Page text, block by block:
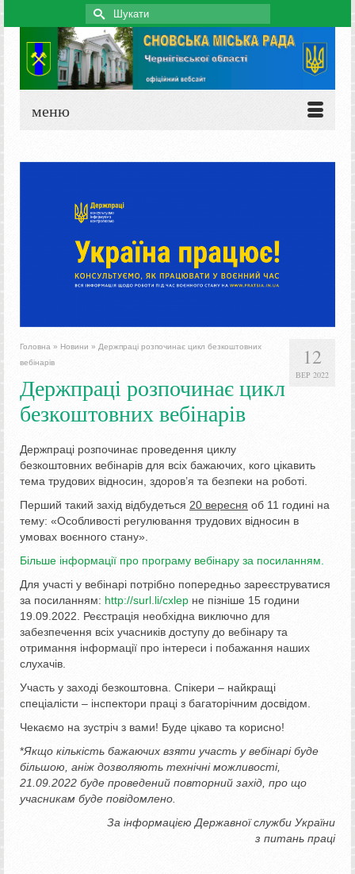
Search
for:
меню
12
ВЕР 2022
Головна » Новини » Держпраці розпочинає цикл безкоштовних
вебінарів
Держпраці розпочинає цикл
безкоштовних вебінарів
Держпраці розпочинає проведення циклу
безкоштовних вебінарів для всіх бажаючих, кого цікавить
тема трудових відносин, здоров’я та безпеки на роботі.
Перший такий захід відбудеться 20 вересня об 11 годині на
тему: «Особливості регулювання трудових відносин в
умовах воєнного стану».
Більше інформації про програму вебінару за посиланням.
Для участі у вебінарі потрібно попередньо зареєструватися
за посиланням: http://surl.li/cxlep не пізніше 15 години
19.09.2022. Реєстрація необхідна виключно для
забезпечення всіх учасників доступу до вебінару та
отримання інформації про інтереси і побажання наших
слухачів.
Участь у заході безкоштовна. Спікери – найкращі
спеціалісти – інспектори праці з багаторічним досвідом.
Чекаємо на зустріч з вами! Буде цікаво та корисно!
*Якщо кількість бажаючих взяти участь у вебінарі буде
більшою, аніж дозволяють технічні можливості,
21.09.2022 буде проведений повторний захід, про що
учасникам буде повідомлено.
За інформацією Державної служби України
з питань праці